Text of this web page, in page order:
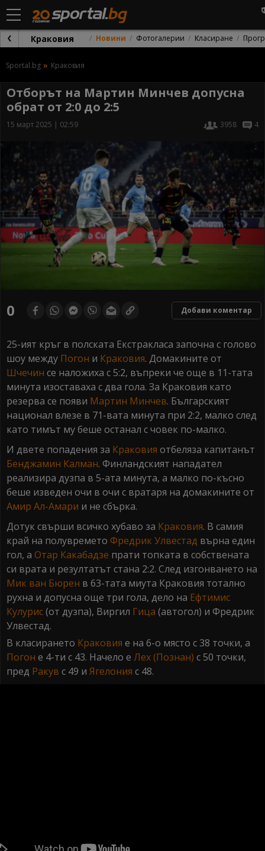
Краковия Новини Фотогалерии Класиране
Sportal.bg Краковия
Отборът на Мартин Минчев допусна
обрат от 2:0 до 2:5
15 март 2025 | 02:59 3958 4
0 Добави коментар
25-ият кръг в полската Екстракласа започна с голово
шоу между Погон и Краковия. Домакините от
Шчечин се наложиха с 5:2, въпреки че още в 11-тата
минута изоставаха с два гола. За Краковия като
резерва се появи Мартин Минчев. Българският
национал влезе в 71-вата минута при 2:2, малко след
като тимът му беше останал с човек по-малко.
И двете попадения за Краковия отбеляза капитанът
Бенджамин Калман. Финландският нападател
реализира дузпа в 5-ата минута, а малко по-късно
беше изведен очи в очи с вратаря на домакините от
Амир Ал-Амари и не сбърка.
Дотук свърши всичко хубаво за Краковия. В самия
край на полувремето Фредрик Улвестад върна един
гол, а Отар Какабадзе прати топката в собствената
си врата и резултатът стана 2:2. След изгонването на
Мик ван Бюрен в 63-тата миута Краковия тотално
рухна и допусна още три гола, дело на Ефтимис
Кулурис(от дузпа), Виргил Гица (автогол) и Фредрик
Улвестад.
В класирането Краковия е на 6-о място с 38 точки, а
Погон е 4-ти с 43. Начело е Лех (Познан) с 50 точки,
пред Ракув с 49 и Ягелония с 48.